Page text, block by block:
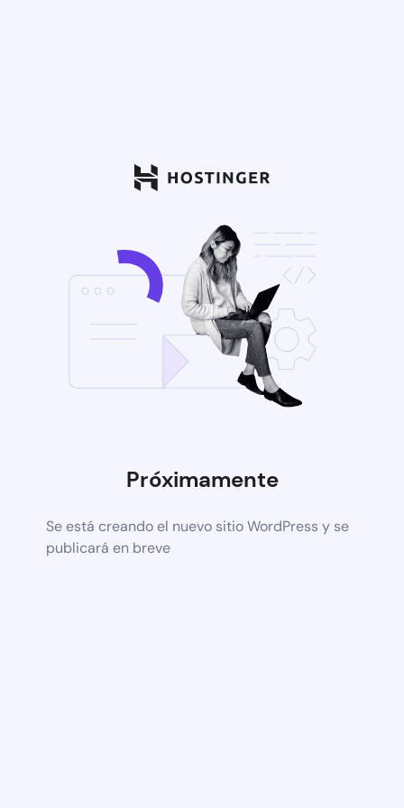
Próximamente
Se está creando el nuevo sitio WordPress y se
publicará en breve